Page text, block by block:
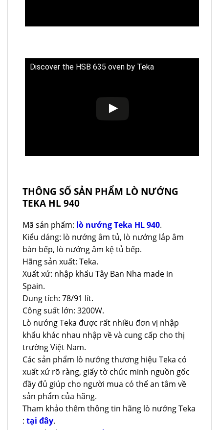
Discover the HSB 635 oven by Teka
THÔNG SỐ SẢN PHẨM LÒ NƯỚNG
TEKA HL 940
Mã sản phẩm: lò nướng Teka HL 940.
Kiểu dáng: lò nướng âm tủ, lò nướng lắp âm
bàn bếp, lò nướng âm kệ tủ bếp.
Hãng sản xuất: Teka.
Xuất xứ: nhập khẩu Tây Ban Nha made in
Spain.
Dung tích: 78/91 lít.
Công suất lớn: 3200W.
Lò nướng Teka được rất nhiều đơn vị nhập
khẩu khác nhau nhập về và cung cấp cho thị
trường Việt Nam.
Các sản phẩm lò nướng thương hiệu Teka có
xuất xứ rõ ràng, giấy tờ chức minh nguồn gốc
đầy đủ giúp cho người mua có thể an tâm về
sản phẩm của hãng.
Tham khảo thêm thông tin hãng lò nướng Teka
: tại đây.